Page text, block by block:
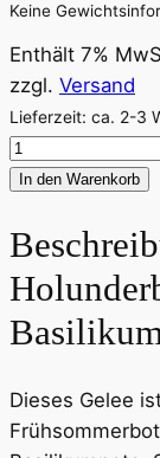
Keine
Enthält 7%
zzgl. Versand
Lieferzeit: ca. 2-3
mit
Menge
In den Warenkorb
Dieses Gelee